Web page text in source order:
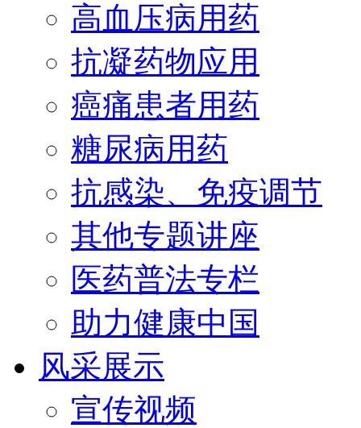
高血压病用药
抗凝药物应用
癌痛患者用药
糖尿病用药
抗感染、免疫调节
其他专题讲座
医药普法专栏
助力健康中国
风采展示
宣传视频